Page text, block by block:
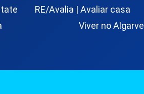
RE/Avalia | Avaliar casa
Viver no Algarve